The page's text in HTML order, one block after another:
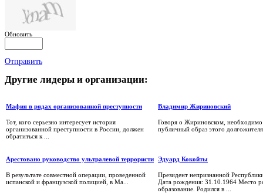
Обновить
Отправить
Другие лидеры и организации:
Мафия в рядах организованной преступности
Тот, кого серьезно интересует история
организованной преступности в России, должен
обратиться к ...
Владимир Жириновский
Говоря о Жириновском,
публичный образ этого
Арестовано руководство ультралевой террористи
В результате совместной операции, проведенной
испанской и французской полицией, в Ма...
Эдуард Кокойты
Президент непризнанной
Дата рождения: 31.10.1964 Место
образование. Родился в ...